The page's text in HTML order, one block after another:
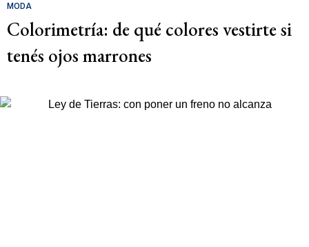
MODA
Colorimetría: de qué colores vestirte si
tenés ojos marrones